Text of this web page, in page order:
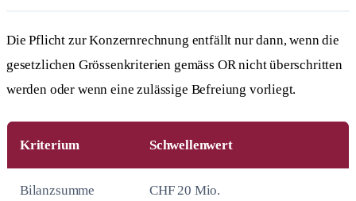
Die Pflicht zur Konzernrechnung entfällt nur dann, wenn die
gesetzlichen Grössenkriterien gemäss OR nicht überschritten
werden oder wenn eine zulässige Befreiung vorliegt.
Kriterium Schwellenwert
Bilanzsumme CHF 20 Mio.